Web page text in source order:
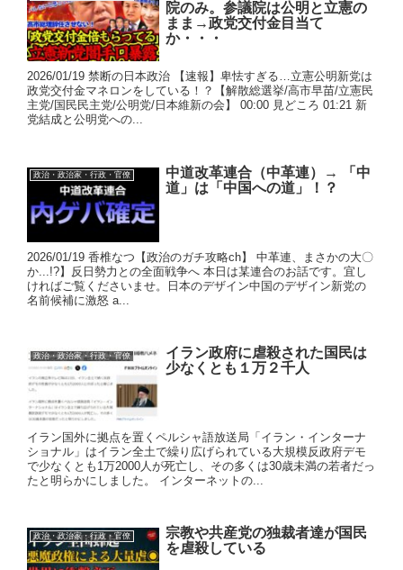
院のみ。参議院は公明と立憲の
まま→政党交付金目当て
か・・・
2026/01/19 禁断の日本政治 【速報】卑怯すぎる…立憲公明新党は
政党交付金マネロンをしている！？【解散総選挙/高市早苗/立憲民
主党/国民民主党/公明党/日本維新の会】 00:00 見どころ 01:21 新
党結成と公明党への...
政治・政治家・行政・官僚
中道改革連合（中革連）→ 「中
道」は「中国への道」！？
2026/01/19 香椎なつ【政治のガチ攻略ch】 中革連、まさかの大〇
か...!?】反日勢力との全面戦争へ 本日は某連合のお話です。宜し
ければご覧くださいませ。日本のデザイン中国のデザイン新党の
名前候補に激怒 a...
政治・政治家・行政・官僚
イラン政府に虐殺された国民は
少なくとも１万２千人
イラン国外に拠点を置くペルシャ語放送局「イラン・インターナ
ショナル」はイラン全土で繰り広げられている大規模反政府デモ
で少なくとも1万2000人が死亡し、その多くは30歳未満の若者だっ
たと明らかにしました。 インターネットの...
政治・政治家・行政・官僚
宗教や共産党の独裁者達が国民
を虐殺している